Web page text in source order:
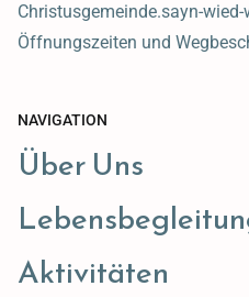
Christusgemeinde.sayn-
Öffnungszeiten und
NAVIGATION
Über Uns
Aktivitäten